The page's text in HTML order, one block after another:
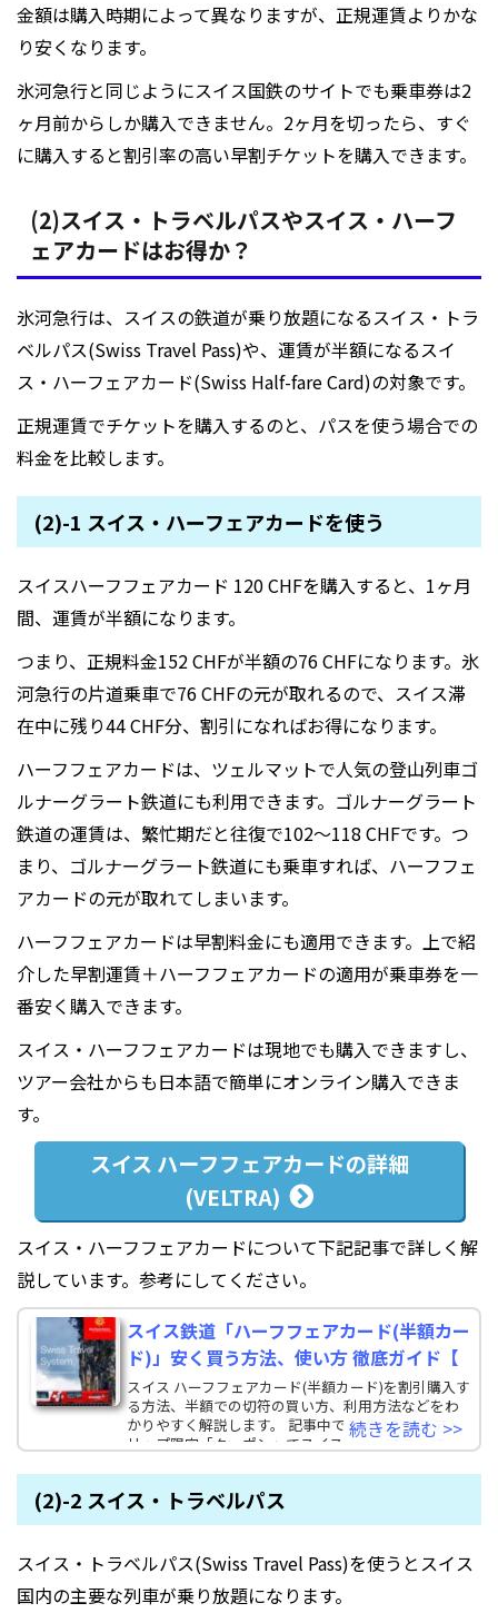
金額は購入時期によって異なりますが、正規運賃よりかな
り安くなります。
氷河急行と同じようにスイス国鉄のサイトでも乗車券は2
ヶ月前からしか購入できません。2ヶ月を切ったら、すぐ
に購入すると割引率の高い早割チケットを購入できます。
(2)スイス・トラベルパスやスイス・ハーフ
ェアカードはお得か？
氷河急行は、スイスの鉄道が乗り放題になるスイス・トラ
ベルパス(Swiss Travel Pass)や、運賃が半額になるスイ
ス・ハーフェアカード(Swiss Half-fare Card)の対象です。
正規運賃でチケットを購入するのと、パスを使う場合での
料金を比較します。
(2)-1 スイス・ハーフェアカードを使う
スイスハーフフェアカード 120 CHFを購入すると、1ヶ月
間、運賃が半額になります。
つまり、正規料金152 CHFが半額の76 CHFになります。氷
河急行の片道乗車で76 CHFの元が取れるので、スイス滞
在中に残り44 CHF分、割引になればお得になります。
ハーフフェアカードは、ツェルマットで人気の登山列車ゴ
ルナーグラート鉄道にも利用できます。ゴルナーグラート
鉄道の運賃は、繁忙期だと往復で102～118 CHFです。つ
まり、ゴルナーグラート鉄道にも乗車すれば、ハーフフェ
アカードの元が取れてしまいます。
ハーフフェアカードは早割料金にも適用できます。上で紹
介した早割運賃＋ハーフフェアカードの適用が乗車券を一
番安く購入できます。
スイス・ハーフフェアカードは現地でも購入できますし、
ツアー会社からも日本語で簡単にオンライン購入できま
す。
スイス ハーフフェアカードの詳細
(VELTRA)
スイス・ハーフフェアカードについて下記記事で詳しく解
説しています。参考にしてください。
スイス鉄道「ハーフフェアカード(半額カー
ド)」安く買う方法、使い方 徹底ガイド【
スイス ハーフフェアカード(半額カード)を割引購入す
る方法、半額での切符の買い方、利用方法などをわ
かりやすく解説します。 記事中でご紹介するユアト
リップ限定「クーポン」でスイス・ハーフフェア
続きを読む >>
(2)-2 スイス・トラベルパス
スイス・トラベルパス(Swiss Travel Pass)を使うとスイス
国内の主要な列車が乗り放題になります。